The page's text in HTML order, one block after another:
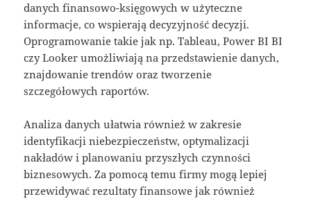
danych finansowo-księgowych w użyteczne
informacje, co wspierają decyzyjność decyzji.
Oprogramowanie takie jak np. Tableau, Power BI BI
czy Looker umożliwiają na przedstawienie danych,
znajdowanie trendów oraz tworzenie
szczegółowych raportów.
Analiza danych ułatwia również w zakresie
identyfikacji niebezpieczeństw, optymalizacji
nakładów i planowaniu przyszłych czynności
biznesowych. Za pomocą temu firmy mogą lepiej
przewidywać rezultaty finansowe jak również